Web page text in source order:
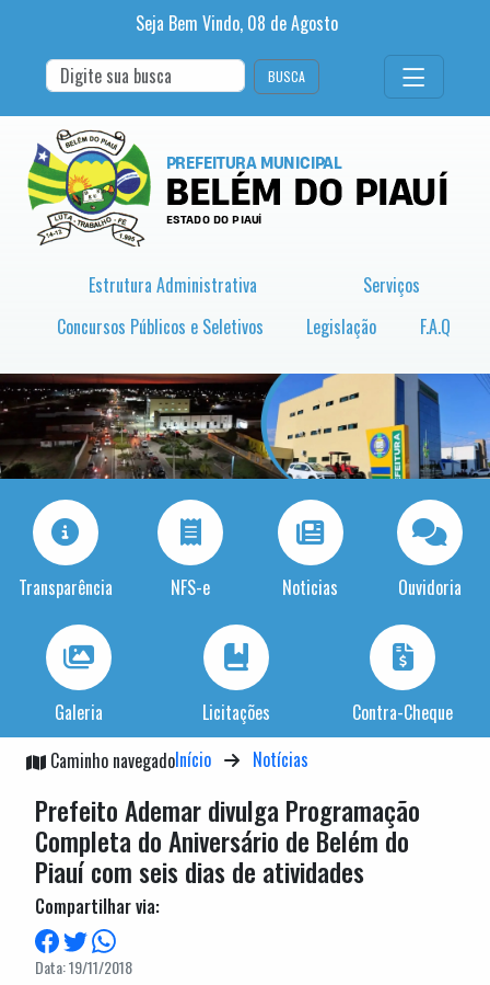
Seja Bem Vindo, 08 deAgosto
BUSCA
Estrutura Administrativa
Serviços
Concursos Públicos e Seletivos
Legislação F.A.Q
Transparência NFS-e Noticias Ouvidoria
Galeria Licitações
Contra-Cheque
Caminho navegadoInício Notícias
Prefeito Ademar divulga Programação
Completa do Aniversário de Belém do
Piauí com seis dias de atividades
Compartilhar via:
Data: 19/11/2018